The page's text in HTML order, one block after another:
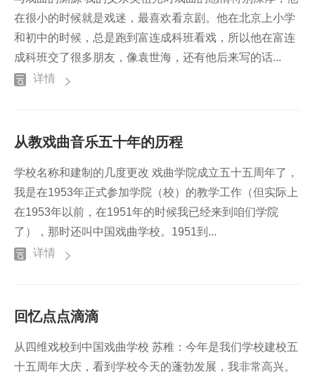
在很小的时候就是戏迷，最喜欢看京剧。他在北京上小学
和初中的时候，总是跑到富连成科班看戏，所以他在富连
成科班交了很多朋友，像袁世海，还有他后来写的话...
详情
从教戏曲音乐五十年的历程
学校名称和建制的几度更改 戏曲学院成立五十五周年了，
我是在1953年正式参加学院（校）的教学工作（但实际上
在1953年以前，在1951年的时候我已经来到咱们学院
了），那时还叫中国戏曲学校。1951到...
详情
回忆点点滴滴
从四维戏校到中国戏曲学校 苏稚：今年是我们学校建校五
十五周年大庆，看到学校今天的蓬勃发展，我非常高兴。